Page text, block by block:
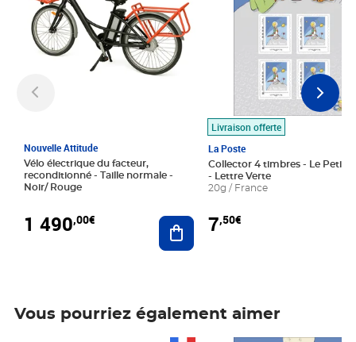
Nouvelle Attitude
Vélo électrique du facteur,
reconditionné - Taille normale -
Noir/ Rouge
1 490,00€ Ajouter au panier
Livraison offerte
La Poste
Collector 4 timbres - Le Petit
- Lettre Verte
20g / France
7,50€
Vous pourriez également aimer